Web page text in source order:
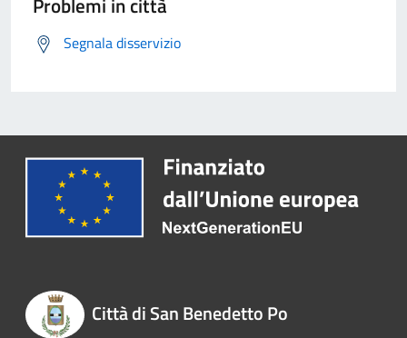
Segnala disservizio
Città di San Benedetto Po